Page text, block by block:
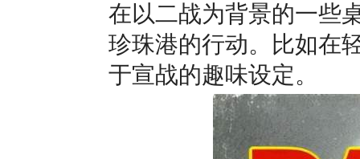
在以二战为背景的一些
珍珠港的行动。比如在
于宣战的趣味设定。